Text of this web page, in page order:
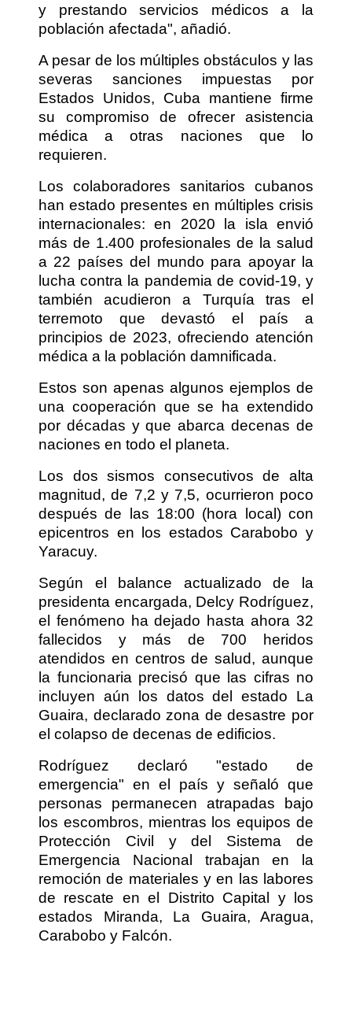
y prestando servicios médicos a la
población afectada", añadió.
A pesar de los múltiples obstáculos y las
severas sanciones impuestas por
Estados Unidos, Cuba mantiene firme
su compromiso de ofrecer asistencia
médica a otras naciones que lo
requieren.
Los colaboradores sanitarios cubanos
han estado presentes en múltiples crisis
internacionales: en 2020 la isla envió
más de 1.400 profesionales de la salud
a 22 países del mundo para apoyar la
lucha contra la pandemia de covid-19, y
también acudieron a Turquía tras el
terremoto que devastó el país a
principios de 2023, ofreciendo atención
médica a la población damnificada.
Estos son apenas algunos ejemplos de
una cooperación que se ha extendido
por décadas y que abarca decenas de
naciones en todo el planeta.
Los dos sismos consecutivos de alta
magnitud, de 7,2 y 7,5, ocurrieron poco
después de las 18:00 (hora local) con
epicentros en los estados Carabobo y
Yaracuy.
Según el balance actualizado de la
presidenta encargada, Delcy Rodríguez,
el fenómeno ha dejado hasta ahora 32
fallecidos y más de 700 heridos
atendidos en centros de salud, aunque
la funcionaria precisó que las cifras no
incluyen aún los datos del estado La
Guaira, declarado zona de desastre por
el colapso de decenas de edificios.
Rodríguez declaró "estado de
emergencia" en el país y señaló que
personas permanecen atrapadas bajo
los escombros, mientras los equipos de
Protección Civil y del Sistema de
Emergencia Nacional trabajan en la
remoción de materiales y en las labores
de rescate en el Distrito Capital y los
estados Miranda, La Guaira, Aragua,
Carabobo y Falcón.